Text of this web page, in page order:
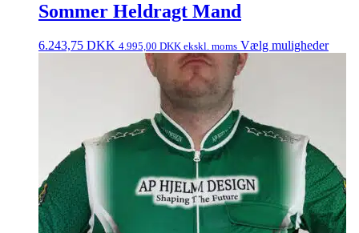
Sommer Heldragt Mand
6.243,75 DKK 4.995,00 DKK ekskl. moms Vælg muligheder